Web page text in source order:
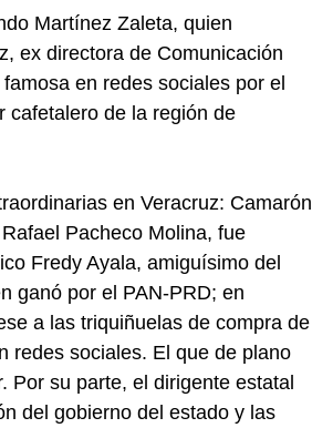
Martínez Zaleta, quien
ex directora de Comunicación
en redes sociales por el
cafetalero de la región de
en Veracruz: Camarón
Pacheco Molina, fue
Fredy Ayala, amiguísimo del
ganó por el PAN-PRD; en
a las triquiñuelas de compra de
redes sociales. El que de plano
Por su parte, el dirigente estatal
del gobierno del estado y las